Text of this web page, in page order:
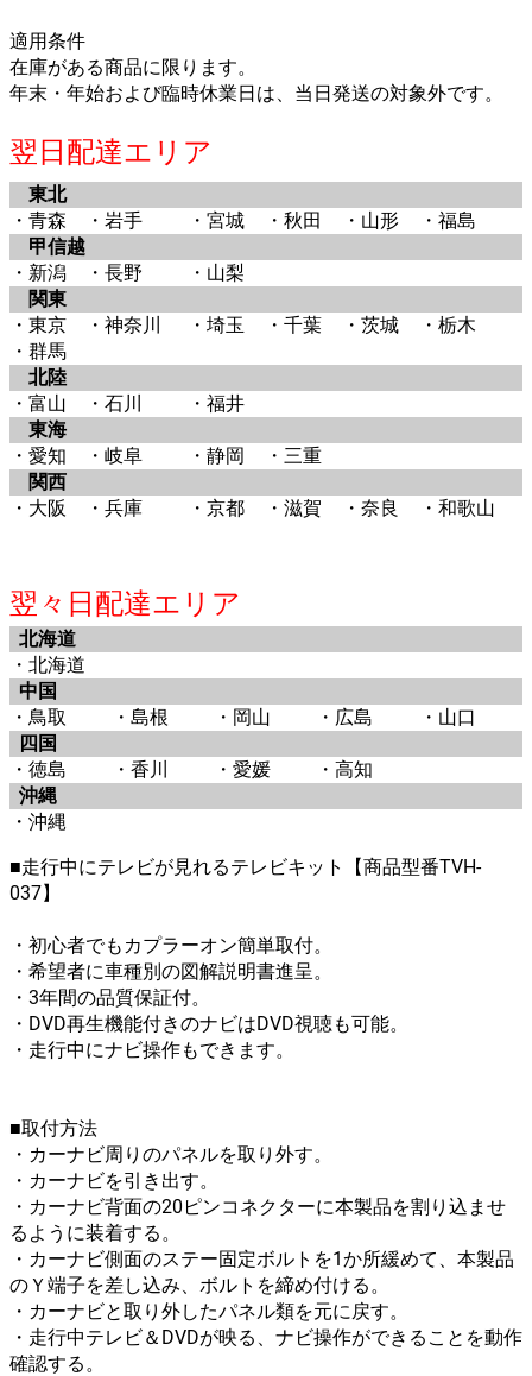
適用条件
在庫がある商品に限ります。
年末・年始および臨時休業日は、当日発送の対象外です。
翌日配達エリア
東北
・青森
・岩手 ・宮城 ・秋田 ・山形
・福島
甲信越
・新潟
・長野
・山梨
関東
・東京
・神奈川 ・埼玉 ・千葉 ・茨城
・栃木
・群馬
北陸
・富山
・石川
・福井
東海
・愛知
・岐阜 ・静岡
・三重
関西
・大阪
・兵庫 ・京都 ・滋賀 ・奈良 ・和歌山
翌々日配達エリア
北海道
・北海道
中国
・鳥取
・島根 ・岡山 ・広島
・山口
四国
・徳島
・香川 ・愛媛
・高知
沖縄
・沖縄
■走行中にテレビが見れるテレビキット【商品型番TVH-
037】
・初心者でもカプラーオン簡単取付。
・希望者に車種別の図解説明書進呈。
・3年間の品質保証付。
・DVD再生機能付きのナビはDVD視聴も可能。
・走行中にナビ操作もできます。
■取付方法
・カーナビ周りのパネルを取り外す。
・カーナビを引き出す。
・カーナビ背面の20ピンコネクターに本製品を割り込ませ
るように装着する。
・カーナビ側面のステー固定ボルトを1か所緩めて、本製品
のＹ端子を差し込み、ボルトを締め付ける。
・カーナビと取り外したパネル類を元に戻す。
・走行中テレビ＆DVDが映る、ナビ操作ができることを動作
確認する。